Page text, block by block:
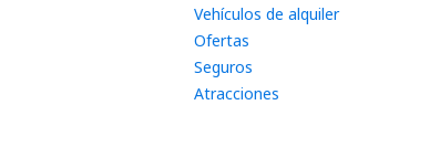
Vehículos de alquiler
Ofertas
Seguros
Atracciones